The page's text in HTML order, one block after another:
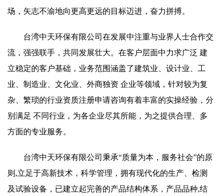
场，矢志不渝地向更高更远的目标迈进，奋力拼搏。
台湾中天环保有限公司在发展中注重与业界人士合作交
流，强强联手，共同发展壮大。在客户层面中力求广泛 建
立稳定的客户基础，业务范围涵盖了建筑业、设计业、工
业、制造业、文化业、外商独资 企业等领域，针对较为复
杂、繁琐的行业资质注册申请咨询有着丰富的实操经验，分
别满足 不同行业，为各企业尽其所能，为之提供合理、多
方面的专业服务。
台湾中天环保有限公司秉承“质量为本，服务社会”的原
则,立足于高新技术，科学管理，拥有现代化的生产、检测
及试验设备，已建立起完善的产品结构体系，产品品种,结